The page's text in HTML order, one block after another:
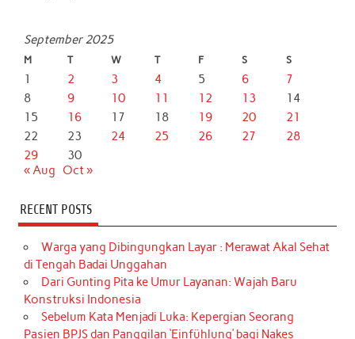
September 2025
M T W T F S S
1 2 3 4 5 6
7
8
9 10 11 12 13
14
15
16 17 18 19 20
21
22
23 24 25 26 27
28
29
30
« Aug
Oct »
RECENT POSTS
Warga yang Dibingungkan Layar : Merawat Akal Sehat
di Tengah Badai Unggahan
Dari Gunting Pita ke Umur Layanan: Wajah Baru
Konstruksi Indonesia
Sebelum Kata Menjadi Luka: Kepergian Seorang
Pasien BPJS dan Panggilan ‘Einfühlung’ bagi Nakes